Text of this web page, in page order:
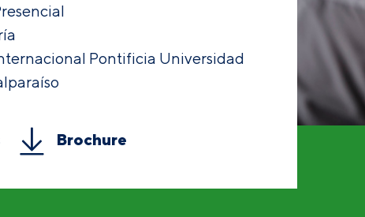
Pontificia Universidad
Brochure